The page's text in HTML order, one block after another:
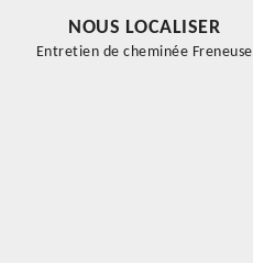
NOUS LOCALISER
Entretien de cheminée Freneuse